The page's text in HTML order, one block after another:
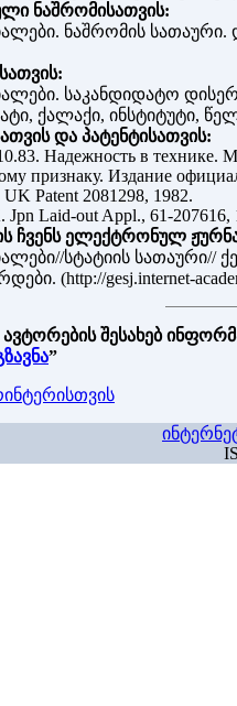
ნაშრომისათვის:
ნაშრომის
საკანდიდატო
ქალაქი, ინსტიტუტი,
და პატენტისათვის:
Надежность в технике.
признаку. Издание
Patent 2081298, 1982.
Jpn Laid-out Appl., 61-207616,
ჩვენს ელექტრონულ
სტატიის
(http://gesj.internet-
შესახებ
”